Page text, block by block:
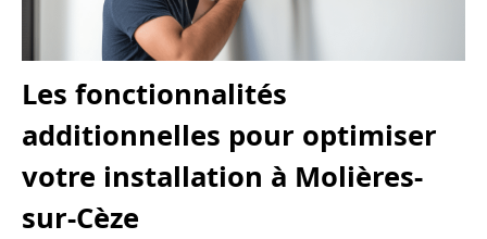
Les fonctionnalités
additionnelles pour optimiser
votre installation à Molières-
sur-Cèze